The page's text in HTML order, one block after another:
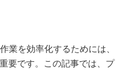
業を効率化するためには、
要です。この記事では、プ